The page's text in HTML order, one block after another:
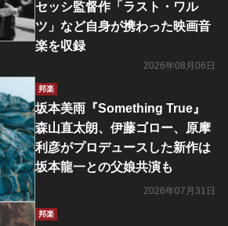
セッシ監督作「ラスト・ワル
ツ」など自身が携わった映画音
楽を収録
2026年08月06日
邦楽
坂本美雨『Something True』
森山直太朗、伊藤ゴロー、原摩
利彦がプロデュースした新作は
坂本龍一との父娘共演も
2026年07月31日
邦楽